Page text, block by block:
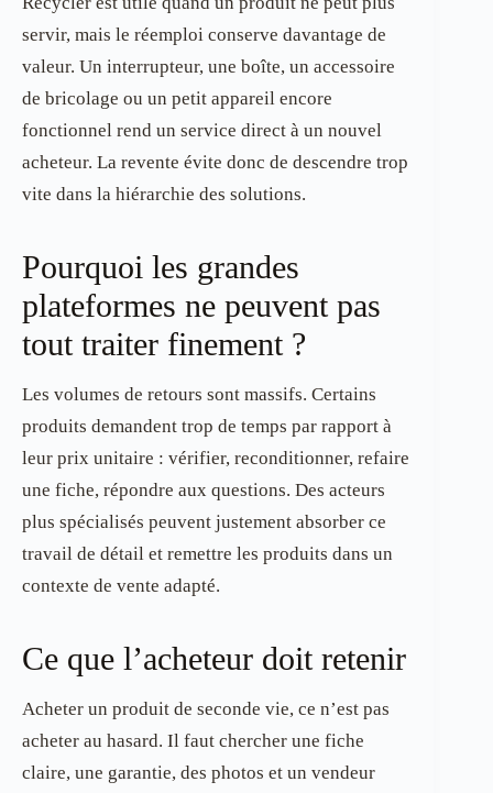
servir, mais le réemploi conserve davantage de
valeur. Un interrupteur, une boîte, un accessoire
de bricolage ou un petit appareil encore
fonctionnel rend un service direct à un nouvel
acheteur. La revente évite donc de descendre trop
vite dans la hiérarchie des solutions.
Pourquoi les grandes
plateformes ne peuvent pas
tout traiter finement ?
Les volumes de retours sont massifs. Certains
produits demandent trop de temps par rapport à
leur prix unitaire : vérifier, reconditionner, refaire
une fiche, répondre aux questions. Des acteurs
plus spécialisés peuvent justement absorber ce
travail de détail et remettre les produits dans un
contexte de vente adapté.
Ce que l’acheteur doit retenir
Acheter un produit de seconde vie, ce n’est pas
acheter au hasard. Il faut chercher une fiche
claire, une garantie, des photos et un vendeur